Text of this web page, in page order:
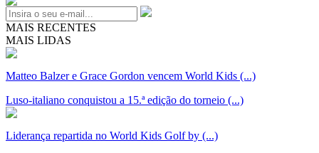
MAIS RECENTES
MAIS LIDAS
Matteo Balzer e Grace Gordon vencem World Kids (...)
Luso-italiano conquistou a 15.ª edição do torneio (...)
Liderança repartida no World Kids Golf by (...)